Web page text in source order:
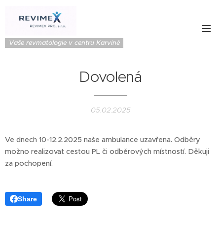
Vaše revmatologie v centru Karviné
Dovolená
05.02.2025
Ve dnech 10-12.2.2025 naše ambulance uzavřena. Odběry
možno realizovat cestou PL či odběrových místností. Děkuji
za pochopení.
Share